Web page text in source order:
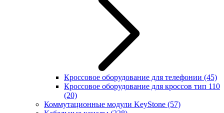
Кроссовое оборудование для телефонии (45)
Кроссовое оборудование для кроссов тип 110
(20)
Коммутационные модули KeyStone (57)